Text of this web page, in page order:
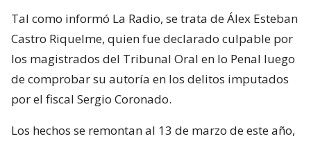
Tal como informó La Radio, se trata de Álex Esteban
Castro Riquelme, quien fue declarado culpable por
los magistrados del Tribunal Oral en lo Penal luego
de comprobar su autoría en los delitos imputados
por el fiscal Sergio Coronado.
Los hechos se remontan al 13 de marzo de este año,